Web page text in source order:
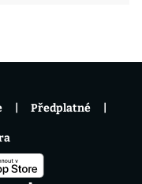
Předplatné